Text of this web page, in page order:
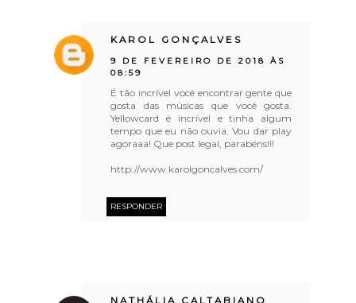
KAROL GONÇALVES
9 DE FEVEREIRO DE 2018 ÀS
08:59
É tão incrível você encontrar gente que
gosta das músicas que você gosta.
Yellowcard é incrível e tinha algum
tempo que eu não ouvia. Vou dar play
agoraaa! Que post legal, parabéns!!!
http://www.karolgoncalves.com/
RESPONDER
NATHÁLIA CALTABIANO